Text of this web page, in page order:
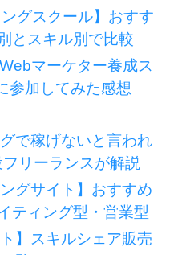
ングスクール】おすす
とスキル別で比較
マーケター養成ス
参加してみた感想
で稼げないと言われ
リーランスが解説
グサイト】おすすめ
ティング型・営業型
】スキルシェア販売